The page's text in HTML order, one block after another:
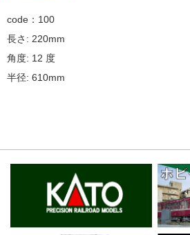
code：100
長さ: 220mm
角度: 12 度
半径: 610mm